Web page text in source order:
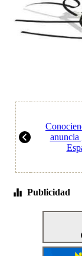
anuncia
Publicidad